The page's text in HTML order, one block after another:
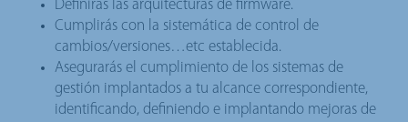
Definirás las arquitecturas de firmware.
Cumplirás con la sistemática de control de
cambios/versiones…etc establecida.
Asegurarás el cumplimiento de los sistemas de
gestión implantados a tu alcance correspondiente,
identificando, definiendo e implantando mejoras de